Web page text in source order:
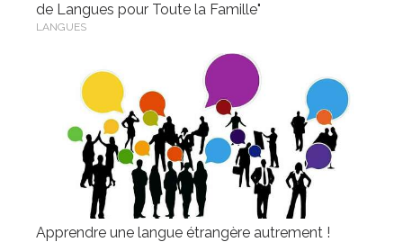
de Langues pour Toute la Famille"
LANGUES
Apprendre une langue étrangère autrement !